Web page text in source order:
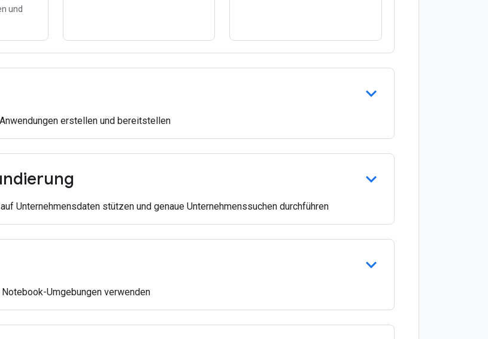
und
erstellen und bereitstellen
Unternehmensdaten stützen und genaue Unternehmenssuchen durchführen
Umgebungen verwenden